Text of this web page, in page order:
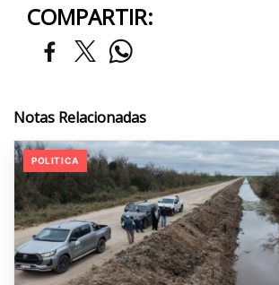
COMPARTIR:
Notas Relacionadas
POLITICA